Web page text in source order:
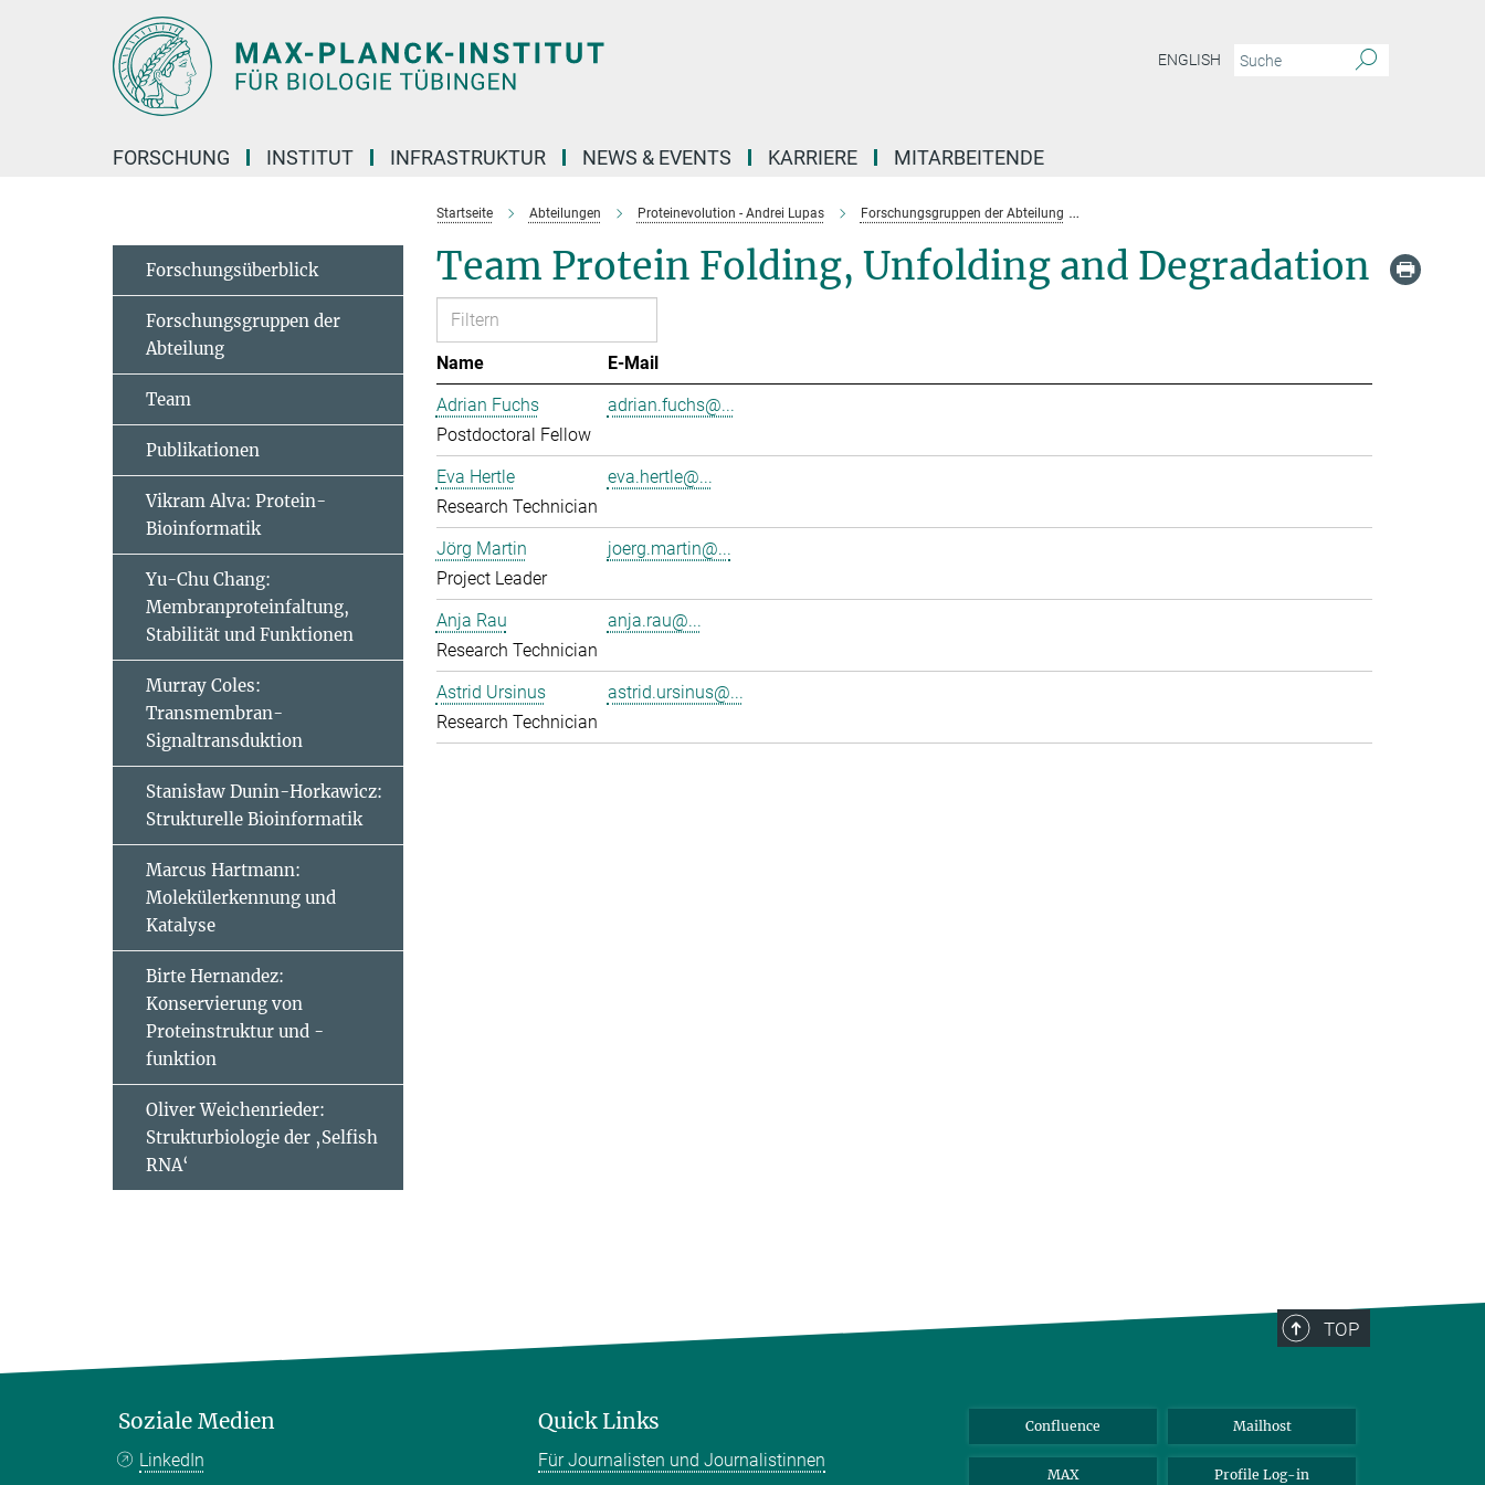
ENGLISH
FORSCHUNG INSTITUT INFRASTRUKTUR NEWS & EVENTS KARRIERE MITARBEITENDE
Startseite Abteilungen Proteinevolution - Andrei Lupas Forschungsgruppen der Abteilung
Team Protein Folding, Unfolding and Degradation
Name
E-Mail
Adrian Fuchs
Postdoctoral Fellow
adrian.fuchs@...
Eva Hertle
Research Technician
eva.hertle@...
Jörg Martin
Project Leader
joerg.martin@...
Anja Rau
Research Technician
anja.rau@...
Astrid Ursinus
Research Technician
astrid.ursinus@...
Forschungsüberblick
Forschungsgruppen der
Abteilung
Team
Publikationen
Vikram Alva: Protein-
Bioinformatik
Yu-Chu Chang:
Membranproteinfaltung,
Stabilität und Funktionen
Murray Coles:
Transmembran-
Signaltransduktion
Stanisław Dunin-Horkawicz:
Strukturelle Bioinformatik
Marcus Hartmann:
Molekülerkennung und
Katalyse
Birte Hernandez:
Konservierung von
Proteinstruktur und -
funktion
Oliver Weichenrieder:
Strukturbiologie der ‚Selfish
RNA‘
TOP
Soziale Medien
LinkedIn
Quick Links
Für Journalisten und Journalistinnen
Confluence Mailhost
MAX Profile Log-in